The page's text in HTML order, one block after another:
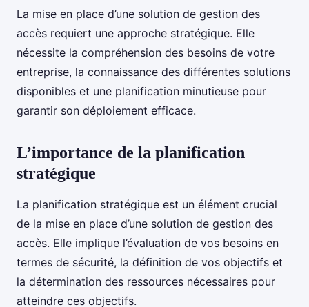
La mise en place d’une solution de gestion des
accès requiert une approche stratégique. Elle
nécessite la compréhension des besoins de votre
entreprise, la connaissance des différentes solutions
disponibles et une planification minutieuse pour
garantir son déploiement efficace.
L’importance de la planification
stratégique
La planification stratégique est un élément crucial
de la mise en place d’une solution de gestion des
accès. Elle implique l’évaluation de vos besoins en
termes de sécurité, la définition de vos objectifs et
la détermination des ressources nécessaires pour
atteindre ces objectifs.